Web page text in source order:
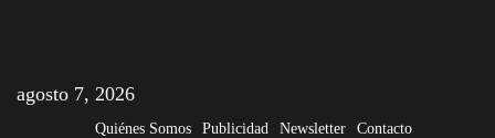
agosto 7, 2026
Quiénes Somos Publicidad Newsletter Contacto